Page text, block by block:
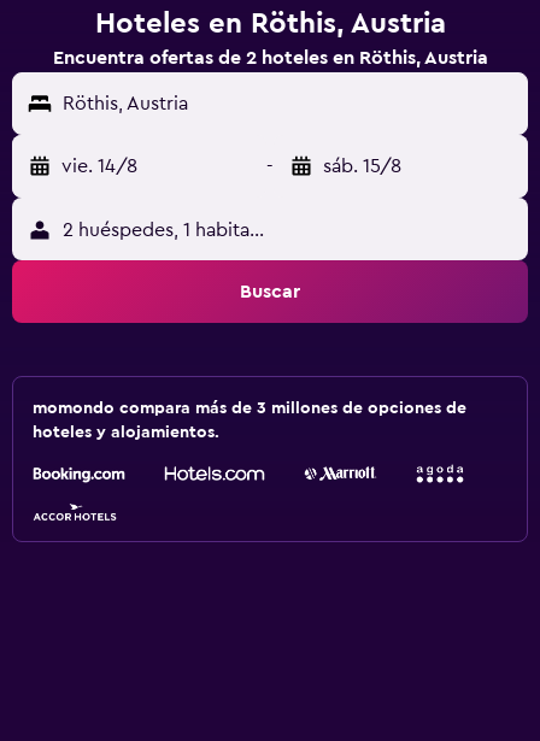
Hoteles en Röthis, Austria
Encuentra ofertas de 2 hoteles en Röthis, Austria
Röthis, Austria
vie. 14/8 - sáb. 15/8
2 huéspedes, 1 habitación
Buscar
momondo compara más de 3 millones de opciones de
hoteles y alojamientos.